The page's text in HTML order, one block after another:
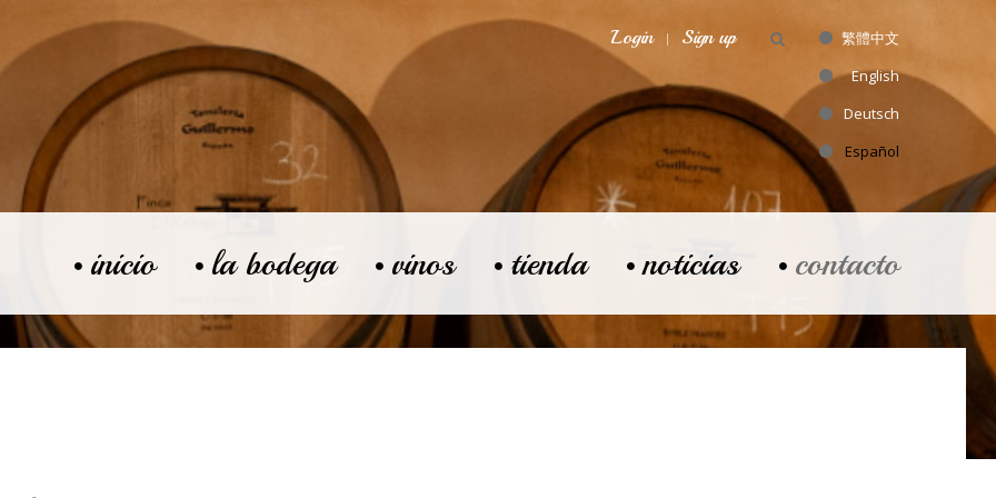
Login Sign up
繁體中文
English
Deutsch
Español
inicio la bodega vinos tienda noticias contacto